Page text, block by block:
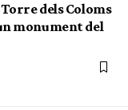
dels Coloms
monument del